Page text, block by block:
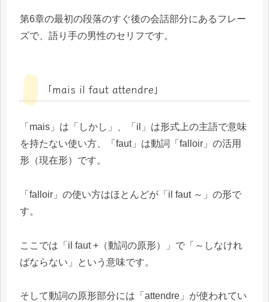
第6章の最初の段落のすぐ後の会話部分にあるフレー
ズで、語り手の男性のセリフです。
「mais il faut attendre」
「mais」は「しかし」、「il」は形式上の主語で意味
を持たない使い方、「faut」は動詞「falloir」の活用
形（現在形）です。
「falloir」の使い方はほとんどが「il faut ～」の形で
す。
ここでは「il faut +（動詞の原形）」で「～しなけれ
ばならない」という意味です。
そして動詞の原形部分には「attendre」が使われてい